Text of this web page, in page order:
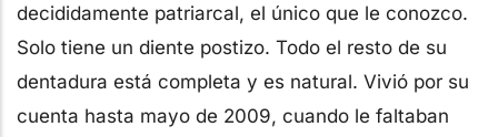
decididamente patriarcal, el único que le conozco.
Solo tiene un diente postizo. Todo el resto de su
dentadura está completa y es natural. Vivió por su
cuenta hasta mayo de 2009, cuando le faltaban